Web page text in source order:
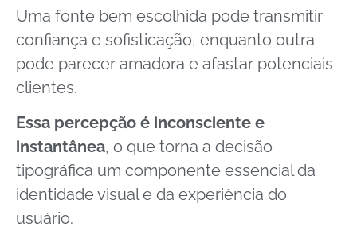
Uma fonte bem escolhida pode transmitir
confiança e sofisticação, enquanto outra
pode parecer amadora e afastar potenciais
clientes.
Essa percepção é inconsciente e
instantânea, o que torna a decisão
tipográfica um componente essencial da
identidade visual e da experiência do
usuário.